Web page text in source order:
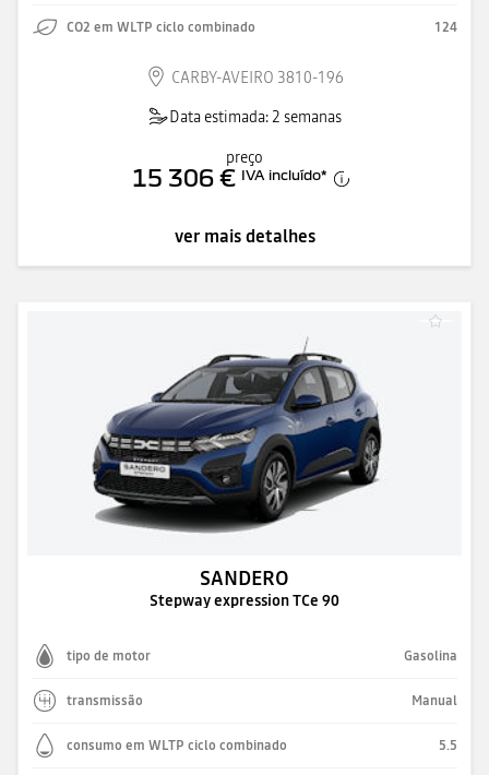
CO2 em WLTP ciclo combinado 124
CARBY-AVEIRO 3810-196
Data estimada: 2 semanas
preço
15 306 € IVA incluído*
ver mais detalhes
SANDERO
Stepway expression TCe 90
tipo de motor Gasolina
transmissão Manual
consumo em WLTP ciclo combinado 5.5